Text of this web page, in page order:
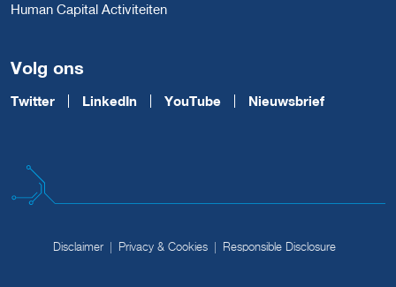
Human Capital Activiteiten
Volg ons
Twitter LinkedIn YouTube Nieuwsbrief
Disclaimer Privacy & Cookies Responsible Disclosure